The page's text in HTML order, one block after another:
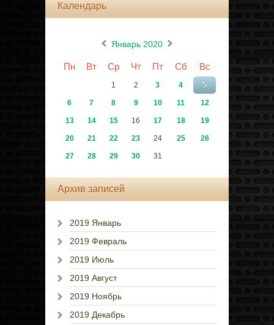
Календарь
Январь 2020
Пн Вт Ср Чт Пт Сб Вс
1 2 3 4 5
6 7 8 9 10 11 12
13 14 15 16 17 18 19
20 21 22 23 24 25 26
27 28 29 30 31
Архив записей
2019 Январь
2019 Февраль
2019 Июль
2019 Август
2019 Ноябрь
2019 Декабрь